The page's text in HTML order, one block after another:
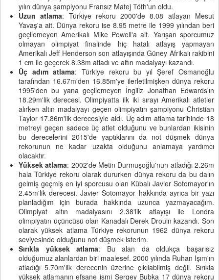
yılın dünya şampiyonu Fransız Matej Tóth'un oldu.
Uzun atlama: Türkiye rekoru 2000'de 8.08 atlayan Mesut
Yavaş'a ait. Dünya rekoru ise 8.95 metre ile 1999 yılından beri
geçilemeyen Amerikalı Mike Powell'a ait. Yarışan sporcumuz
olmayan olimpiyat finalinde hiç hatalı atlayış yapmayan
Amerikalı Jeff Henderson son atlayışında Güney Afrikalı rakibini
1 cm ile geçerek 8.38m atladı ve altın madalyayı kazandı.
Üç adım atlama: Türkiye rekoru bu yıl Şeref Osmanoğlu
tarafından 16.67m'den 16.85m'ye ilerletilmişken dünya rekoru
1995'den bu yana geçilemeyen İngiliz Jonathan Edwards'ın
18.29m'lik derecesi. Olimpiyatta ilk iki sırayı Amerikalı atletler
alırken altın madalyayı geçen olimpiyatın şampiyonu Christian
Taylor 17.86m'lik derecesiyle aldı. Üç adım atlama tarihinde 18
metreyi geçen sadece üç atlet olduğunu ve bunlardan ikisinin
bu derecelerini 2015'de yaptıklarını da not düşmek dünya
rekorunun ne kadar uzakta olduğunu anlamaya yardımcı
olacaktır.
Yüksek atlama: 2002'de Metin Durmuşoğlu'nun atladığı 2.26m
hala Türkiye rekoru olarak dururken dünya rekoru da bu dalın
gelmiş geçmiş en iyi sporcusu olan Kübalı Javier Sotomayor'ın
2.45m'lik derecesi. Javier Sotomayor hakkında ayrıca bir yazı
planladığım için burada hakkında uzunca yazmayacağım.
Olimpiyat altın madalyasını 2.38'lik atlayışı ile Londra
olimpiyatın üçüncüsü olan Kanadalı Derek Drouin kazandı. Son
olarak yüksek atlama Türkiye rekorunun 1962 dünya rekoru
seviyesinde olduğunu not düşmek isterim.
Sırıkla yüksek atlama: Bu alan da oldukça başarısız
olduğumuz alanlardan biri maalesef. 2000 yılında Ruhan Işım'ın
atladığı 5.70m'lik derecenin üzerine çıkılabilmiş değil. Sırıkla
yüksek atlamanın efsane ismi Sergey Bubka 17 dünya rekoru